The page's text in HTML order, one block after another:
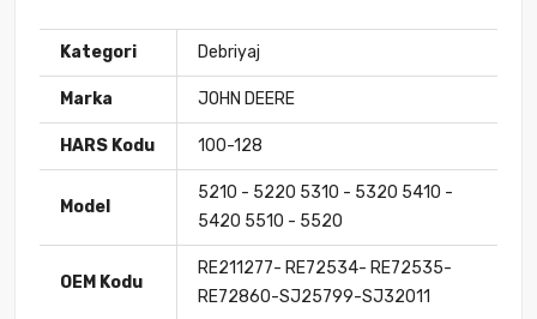
Kategori Debriyaj
Marka JOHN DEERE
HARS Kodu 100-128
Model
5210 - 5220 5310 - 5320 5410 -
5420 5510 - 5520
OEM Kodu
RE211277- RE72534- RE72535-
RE72860-SJ25799-SJ32011